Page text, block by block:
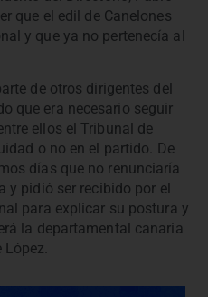
que el edil de Canelones
y que ya no pertenecía al
de otros dirigentes del
que era necesario seguir
ellos el Tribunal de
o no en el partido. De
días que no renunciaría
y pidió ser recibido por el
para explicar su postura y
la departamental canaria
López.